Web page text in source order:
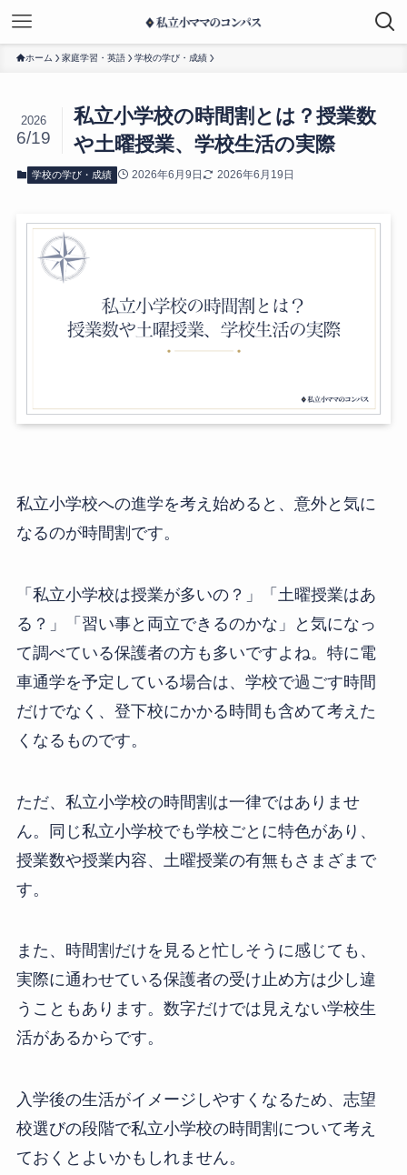
ホーム 家庭学習・英語 学校の学び・成績
私立小学校の時間割とは？授業数
や土曜授業、学校生活の実際
2026
6/19
学校の学び・成績 2026年6月9日 2026年6月19日
私立小学校への進学を考え始めると、意外と気に
なるのが時間割です。
「私立小学校は授業が多いの？」「土曜授業はあ
る？」「習い事と両立できるのかな」と気になっ
て調べている保護者の方も多いですよね。特に電
車通学を予定している場合は、学校で過ごす時間
だけでなく、登下校にかかる時間も含めて考えた
くなるものです。
ただ、私立小学校の時間割は一律ではありませ
ん。同じ私立小学校でも学校ごとに特色があり、
授業数や授業内容、土曜授業の有無もさまざまで
す。
また、時間割だけを見ると忙しそうに感じても、
実際に通わせている保護者の受け止め方は少し違
うこともあります。数字だけでは見えない学校生
活があるからです。
入学後の生活がイメージしやすくなるため、志望
校選びの段階で私立小学校の時間割について考え
ておくとよいかもしれません。